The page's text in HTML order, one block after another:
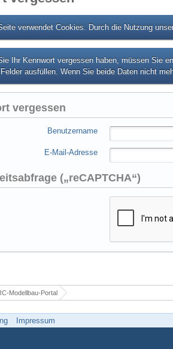
verwendet Cookies. Durch die Nutzung
Ihr Kennwort vergessen haben, müssen Sie
Felder ausfüllen. Wenn Sie beide Daten nicht
vergessen
Benutzername
E-Mail-Adresse
(„reCAPTCHA“)
Modellbau-Portal
Impressum